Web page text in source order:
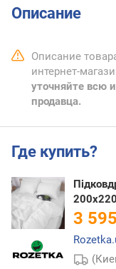
Описание
Описание
интернет-
уточняйте всю
продавца.
Где купить?
200х220
3 595